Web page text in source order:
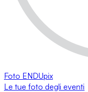
Foto ENDUpix
Le tue foto degli eventi